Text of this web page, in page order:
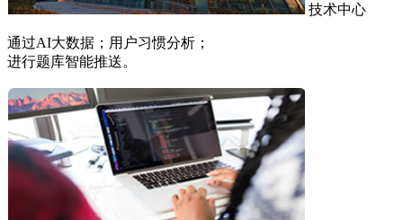
技术中心
通过AI大数据；用户习惯分析；
进行题库智能推送。